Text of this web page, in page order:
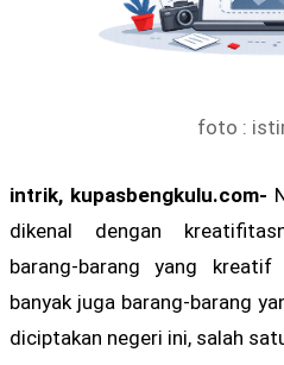
foto :
intrik, kupasbengkulu.com-
dikenal dengan
barang-barang yang
banyak juga barang-barang
diciptakan negeri ini, salah